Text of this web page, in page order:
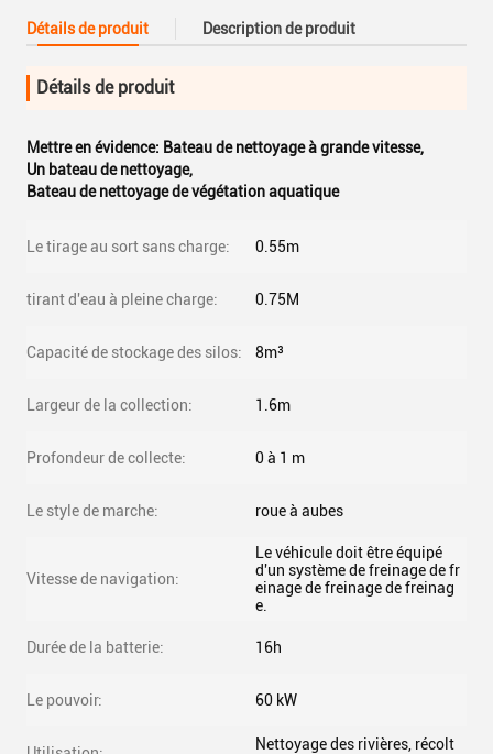
Détails de produit Description de produit
Détails de produit
Mettre en évidence: Bateau de nettoyage à grande vitesse,
Un bateau de nettoyage,
Bateau de nettoyage de végétation aquatique
Le tirage au sort sans charge: 0.55m
tirant d'eau à pleine charge: 0.75M
Capacité de stockage des silos: 8m³
Largeur de la collection: 1.6m
Profondeur de collecte: 0 à 1 m
Le style de marche: roue à aubes
Vitesse de navigation:
Le véhicule doit être équipé
d'un système de freinage de fr
einage de freinage de freinag
e.
Durée de la batterie: 16h
Le pouvoir: 60 kW
Nettoyage des rivières, récolt